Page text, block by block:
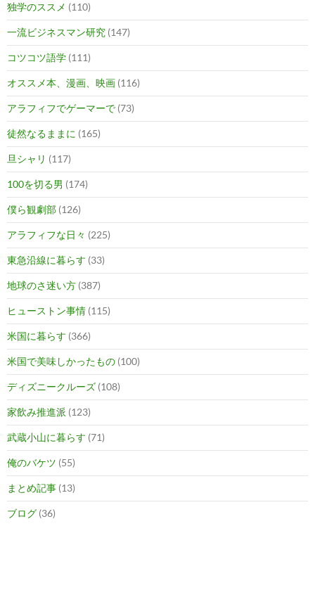
独学のススメ (110)
一流ビジネスマン研究 (147)
コツコツ語学 (111)
オススメ本、漫画、映画 (116)
アラフィフでゲーマーで (73)
徒然なるままに (165)
旦シャリ (117)
100を切る男 (174)
僕ら観劇部 (126)
アラフィフな日々 (225)
東急沿線に暮らす (33)
地球のさ迷い方 (387)
ヒューストン事情 (115)
米国に暮らす (366)
米国で美味しかったもの (100)
ディズニークルーズ (108)
家飲み推進派 (123)
武蔵小山に暮らす (71)
俺のバケツ (55)
まとめ記事 (13)
ブログ (36)